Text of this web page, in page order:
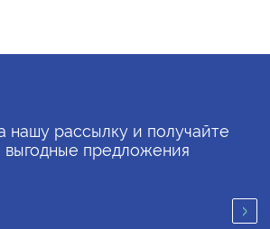
нашу рассылку и получайте
предложения